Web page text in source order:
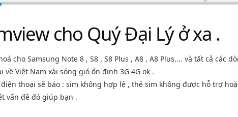
cho Quý Đại Lý ở xa .
cho Samsung Note 8 , S8 , S8 Plus , A8 , A8 Plus.... và tất cả các
Việt Nam xài sóng gió ổn định 3G 4G ok .
thoại sẽ báo : sim không hợp lệ , thẻ sim không được hỗ trợ
vấn đề đó giúp bạn .